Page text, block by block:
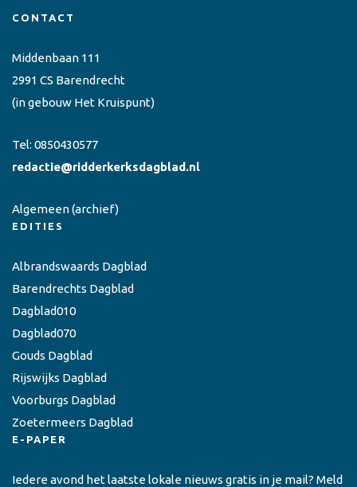
CONTACT
Middenbaan 111
2991 CS Barendrecht
(in gebouw Het Kruispunt)
Tel: 0850430577
redactie@ridderkerksdagblad.nl
Algemeen(archief)
EDITIES
Albrandswaards Dagblad
Barendrechts Dagblad
Dagblad010
Dagblad070
Gouds Dagblad
Rijswijks Dagblad
Voorburgs Dagblad
Zoetermeers Dagblad
E-PAPER
Iedere avond het laatste lokale nieuws gratis in je mail? Meld